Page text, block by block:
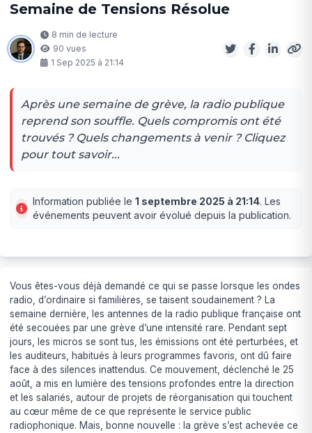
Semaine de Tensions Résolue
8 min de lecture
90 vues
1 Sep 2025 à 21:14
Après une semaine de grève, la radio publique
reprend son souffle. Quels compromis ont été
trouvés ? Quels changements à venir ? Cliquez
pour tout savoir...
Information publiée le1 septembre 2025 à 21:14. Les
événements peuvent avoir évolué depuis la publication.
Vous êtes-vous déjà demandé ce qui se passe lorsque les ondes
radio, d’ordinaire si familières, se taisent soudainement ? La
semaine dernière, les antennes de la radio publique française ont
été secouées par une grève d’une intensité rare. Pendant sept
jours, les micros se sont tus, les émissions ont été perturbées, et
les auditeurs, habitués à leurs programmes favoris, ont dû faire
face à des silences inattendus. Ce mouvement, déclenché le 25
août, a mis en lumière des tensions profondes entre la direction
et les salariés, autour de projets de réorganisation qui touchent
au cœur même de ce que représente le service public
radiophonique. Mais, bonne nouvelle : la grève s’est achevée ce